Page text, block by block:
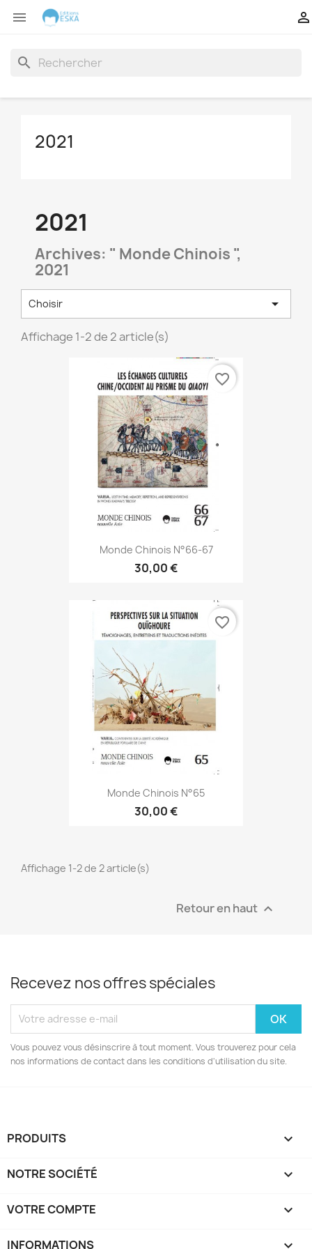
 
search
2021
2021
Archives: " Monde Chinois ",
2021
Choisir 
Affichage 1-2 de 2 article(s)
Monde Chinois N°66-67
30,00 €
favorite_border
Monde Chinois N°65
30,00 €
favorite_border
Affichage 1-2 de 2 article(s)
Retour en haut 
Recevez nos offres spéciales
Vous pouvez vous désinscrire à tout moment. Vous trouverez pour cela
nos informations de contact dans les conditions d'utilisation du site.
PRODUITS 
NOTRE SOCIÉTÉ 
VOTRE COMPTE 
INFORMATIONS keyboard_arrow_down